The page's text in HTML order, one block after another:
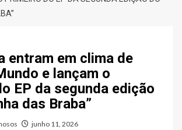
entram em clima de
e lançam o
EP da segunda edição
das Braba”
junho 11, 2026